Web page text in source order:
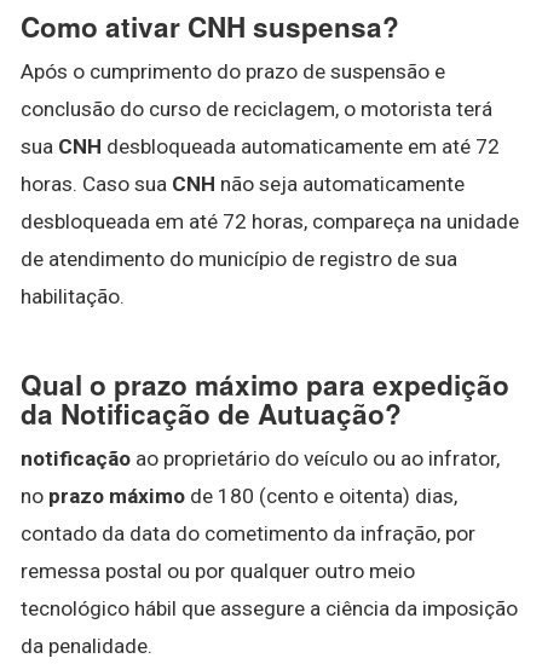
Como ativar CNH suspensa?
Após o cumprimento do prazo de suspensão e
conclusão do curso de reciclagem, o motorista terá
sua CNH desbloqueada automaticamente em até 72
horas. Caso sua CNH não seja automaticamente
desbloqueada em até 72 horas, compareça na unidade
de atendimento do município de registro de sua
habilitação.
Qual o prazo máximo para expedição
da Notificação de Autuação?
notificação ao proprietário do veículo ou ao infrator,
no prazo máximo de 180 (cento e oitenta) dias,
contado da data do cometimento da infração, por
remessa postal ou por qualquer outro meio
tecnológico hábil que assegure a ciência da imposição
da penalidade.